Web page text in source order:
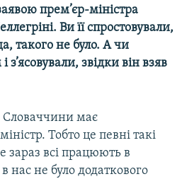
прем’єр-міністра
Ви її спростовували,
такого не було. А чи
з’ясовували, звідки він взяв
Словаччини має
Тобто це певні такі
зараз всі працюють в
нас не було додаткового